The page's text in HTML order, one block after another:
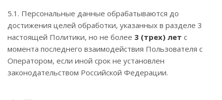
5.1. Персональные данные обрабатываются до
достижения целей обработки, указанных в разделе 3
настоящей Политики, но не более 3 (трех) лет с
момента последнего взаимодействия Пользователя с
Оператором, если иной срок не установлен
законодательством Российской Федерации.